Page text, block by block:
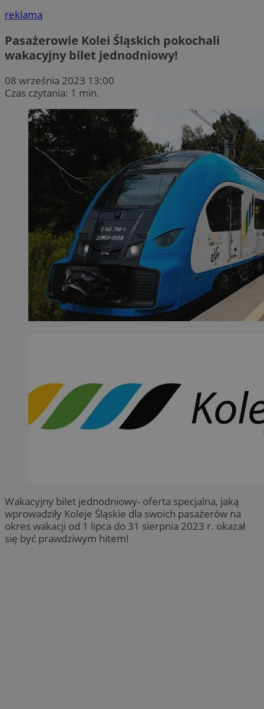
reklama
Pasażerowie Kolei Śląskich pokochali
wakacyjny bilet jednodniowy!
08 września 2023 13:00
Czas czytania: 1 min.
Wakacyjny bilet jednodniowy- oferta specjalna, jaką
wprowadziły Koleje Śląskie dla swoich pasażerów na
okres wakacji od 1 lipca do 31 sierpnia 2023 r. okazał
się być prawdziwym hitem!